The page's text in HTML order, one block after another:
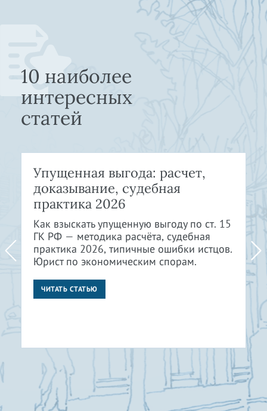
10 наиболее
интересных
статей
Упущенная выгода: расчет,
доказывание, судебная
практика 2026
Как взыскать упущенную выгоду по ст. 15
ГК РФ — методика расчёта, судебная
практика 2026, типичные ошибки истцов.
Юрист по экономическим спорам.
ЧИТАТЬ СТАТЬЮ